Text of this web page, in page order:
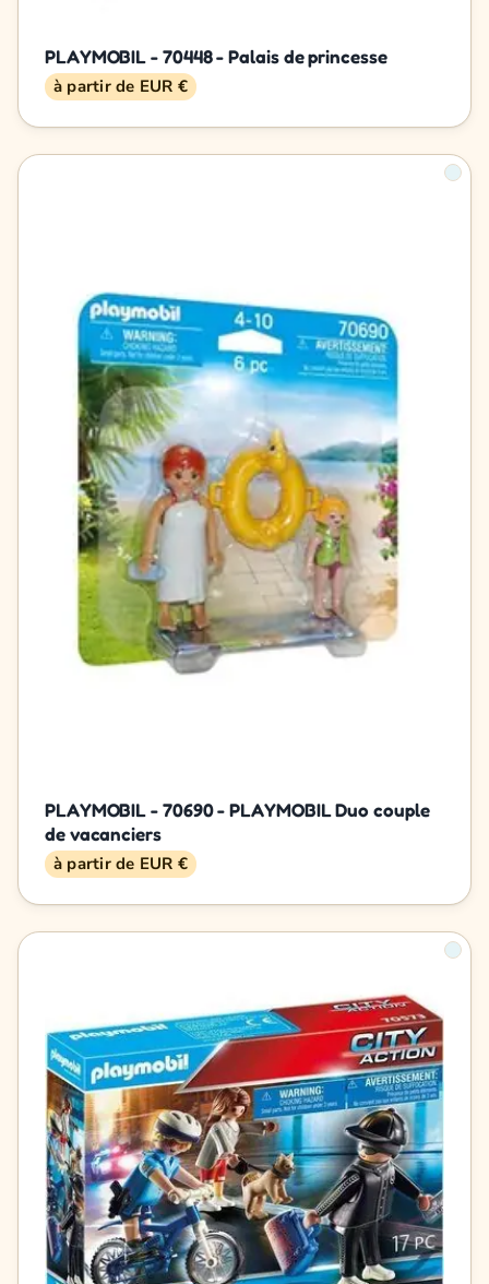
PLAYMOBIL - 70448 - Palais de princesse
à partir de EUR €
PLAYMOBIL - 70690 - PLAYMOBIL Duo couple
de vacanciers
à partir de EUR €